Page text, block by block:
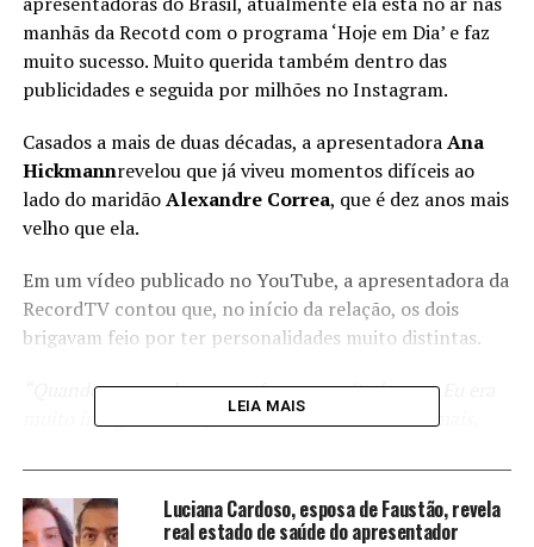
manhãs da Recotd com o programa ‘Hoje em Dia’ e faz
muito sucesso. Muito querida também dentro das
publicidades e seguida por milhões no Instagram.
Casados a mais de duas décadas, a apresentadoraAna
Hickmannrevelou que já viveu momentos difíceis ao
lado do maridãoAlexandre Correa, que é dez anos mais
velho que ela.
Em um vídeo publicado no YouTube, a apresentadora da
RecordTV contou que, no início da relação, os dois
brigavam feio por ter personalidades muito distintas.
“Quando nos conhecemos, éramos muito jovens. Eu era
muito insegura e ele, pelo fato de ter dez anos a mais,
começou a brigar mais”, disse ela. Vale lembrar queAna
Hickmann
casou com o empresário aos 16 anos.
LEIA MAIS
Luciana Cardoso, esposa de Faustão, revela
real estado de saúde do apresentador